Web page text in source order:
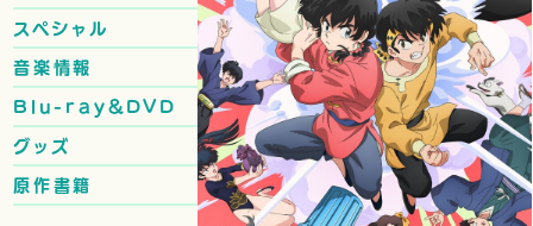
スペシャル
音楽情報
Blu-ray&DVD
グッズ
原作書籍